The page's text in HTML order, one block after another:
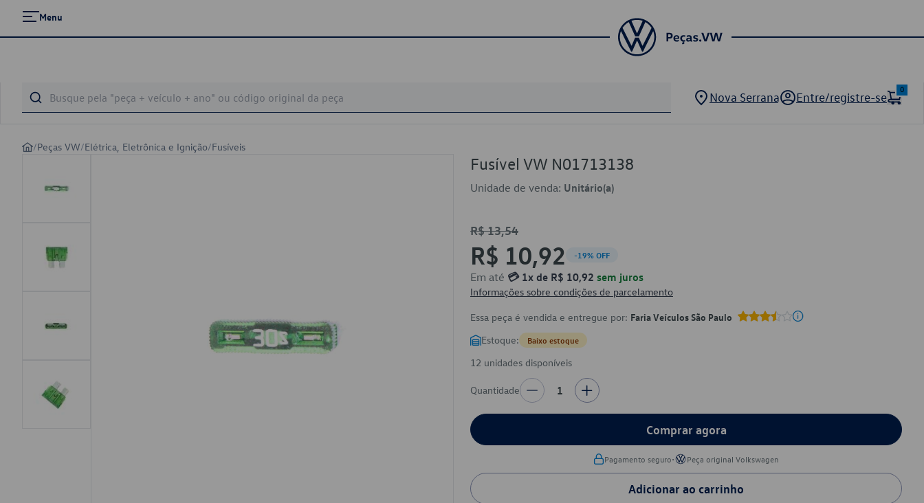
Menu
Nova Serrana Entre/registre-se
0
/Peças VW/Elétrica, Eletrônica e Ignição/Fusíveis
Fusível VW N01713138
Unidade de venda: Unitário(a)
R$ 13,54
R$ 10,92 -19% OFF
Em até 💳 1x de R$ 10,92 sem juros
Informações sobre condições de parcelamento
Essa peça é vendida e entregue por: Faria Veículos São Paulo
Estoque: Baixo estoque
12 unidades disponíveis
Quantidade 1
Comprar agora
Pagamento seguro• Peça original Volkswagen
Adicionar ao carrinho